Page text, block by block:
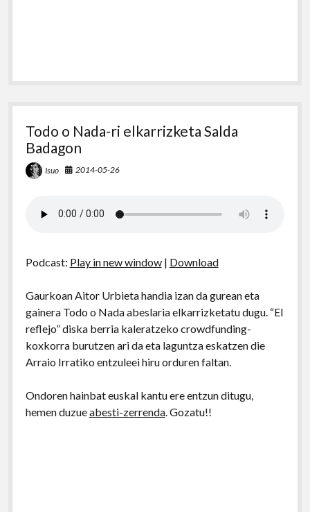
Todo o Nada-ri elkarrizketa Salda
Badagon
Isuo 2014-05-26
Podcast: Play in new window| Download
Gaurkoan Aitor Urbieta handia izan da gurean eta
gainera Todo o Nada abeslaria elkarrizketatu dugu. “El
reflejo” diska berria kaleratzeko crowdfunding-
koxkorra burutzen ari da eta laguntza eskatzen die
Arraio Irratiko entzuleei hiru orduren faltan.
Ondoren hainbat euskal kantu ere entzun ditugu,
hemen duzueabesti-zerrenda. Gozatu!!